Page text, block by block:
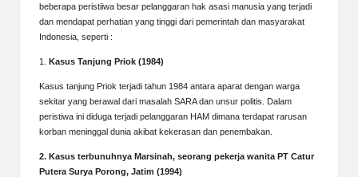
beberapa peristiiwa besar pelanggaran hak asasi manusia yang terjadi
dan mendapat perhatian yang tinggi dari pemerintah dan masyarakat
Indonesia, seperti :
1. Kasus Tanjung Priok (1984)
Kasus tanjung Priok terjadi tahun 1984 antara aparat dengan warga
sekitar yang berawal dari masalah SARA dan unsur politis. Dalam
peristiwa ini diduga terjadi pelanggaran HAM dimana terdapat rarusan
korban meninggal dunia akibat kekerasan dan penembakan.
2. Kasus terbunuhnya Marsinah, seorang pekerja wanita PT Catur
Putera Surya Porong, Jatim (1994)